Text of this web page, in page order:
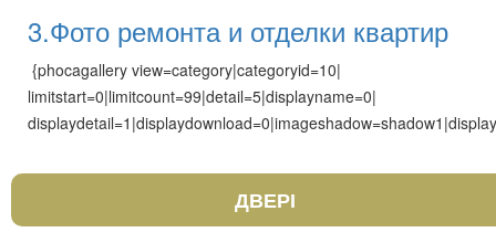
3.Фото ремонта и отделки квартир
{phocagallery view=category|categoryid=10|
limitstart=0|limitcount=99|detail=5|displayname=0|
ДВЕРІ